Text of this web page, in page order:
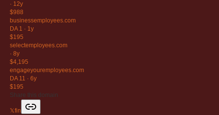
· 12y
$988
businessemployees.com
DA 1 · 1y
$195
selectemployees.com
· 8y
$4,195
engageyouremployees.com
DA 11 · 6y
$195
Share this domain
𝕏fin